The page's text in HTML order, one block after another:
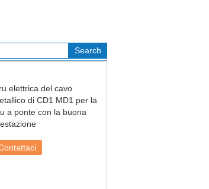
elettrica del cavo
di CD1 MD1 per la
a ponte con la buona